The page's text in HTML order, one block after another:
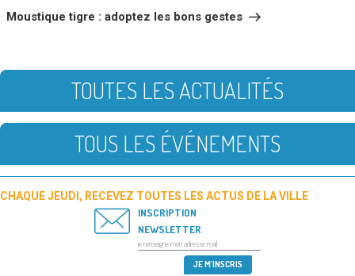
Moustique tigre : adoptez les bons gestes
TOUTES LES ACTUALITÉS
TOUS LES ÉVÉNEMENTS
CHAQUE JEUDI, RECEVEZ TOUTES LES ACTUS DE LA VILLE
INSCRIPTION
NEWSLETTER